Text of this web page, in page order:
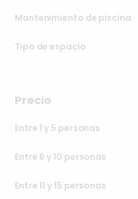
Mantenimiento de piscina
Tipo de espacio
Precio
Entre 1 y 5 personas
Entre 6 y 10 personas
Entre 11 y 15 personas